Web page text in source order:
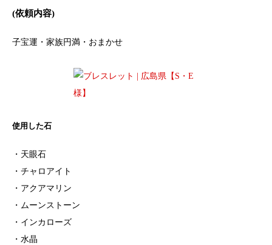
(依頼内容)
子宝運・家族円満・おまかせ
使用した石
・天眼石
・チャロアイト
・アクアマリン
・ムーンストーン
・インカローズ
・水晶